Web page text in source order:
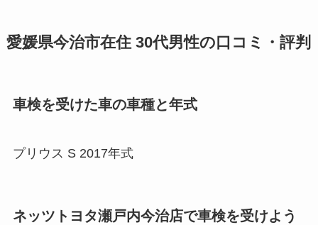
愛媛県今治市在住 30代男性の口コミ・評判
車検を受けた車の車種と年式
プリウス S 2017年式
ネッツトヨタ瀬戸内今治店で車検を受けよう